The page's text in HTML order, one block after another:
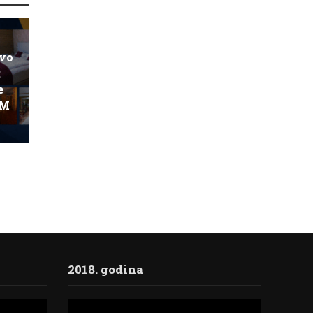
2018. godina